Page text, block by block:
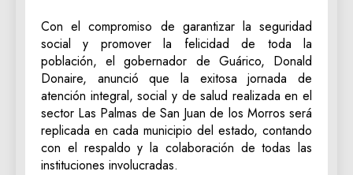
Con el compromiso de garantizar la seguridad
social y promover la felicidad de toda la
población, el gobernador de Guárico, Donald
Donaire, anunció que la exitosa jornada de
atención integral, social y de salud realizada en el
sector Las Palmas de San Juan de los Morros será
replicada en cada municipio del estado, contando
con el respaldo y la colaboración de todas las
instituciones involucradas.